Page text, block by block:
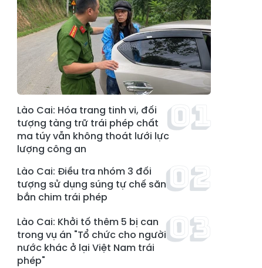
Lào Cai: Hóa trang tinh vi, đối
tượng tàng trữ trái phép chất
ma túy vẫn không thoát lưới lực
lượng công an
Lào Cai: Điều tra nhóm 3 đối
tượng sử dụng súng tự chế săn
bắn chim trái phép
Lào Cai: Khởi tố thêm 5 bị can
trong vụ án "Tổ chức cho người
nước khác ở lại Việt Nam trái
phép"